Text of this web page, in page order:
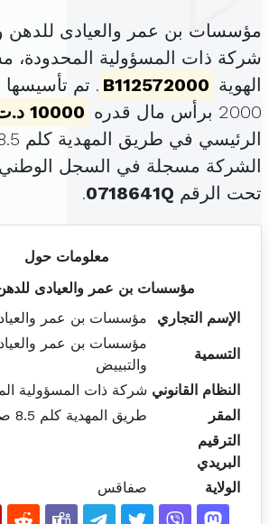
مؤسسات بن عمر والعيادى للدهن
شركة ذات المسؤولية المحدودة،
الهوية B112572000
2000 برأس مال قدره
10000 د.ت
الرئيسي في طريق المهدية كلم 8.5 صفاقس (
الشركة مسجلة في السجل
تحت الرقم 0718641Q
.
معلومات حول
مؤسسات بن عمر والعيادى
الإسم التجاري
مؤسسات بن عمر
التسمية
مؤسسات بن عمر
والتبييض
النظام القانوني شركة ذات المسؤولية
المقر
طريق المهدية كلم 8.5 صفاقس
الترقيم
البريدي
الولاية
صفاقس